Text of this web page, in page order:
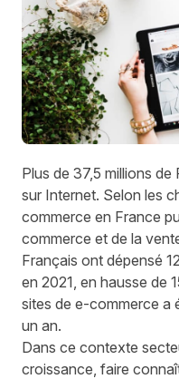
Plus de 37,5 millions de
sur Internet. Selon les
commerce en France
commerce et de la
Français ont dépensé
en 2021, en hausse de
sites de e-commerce a
un an.
Dans ce contexte
croissance, faire